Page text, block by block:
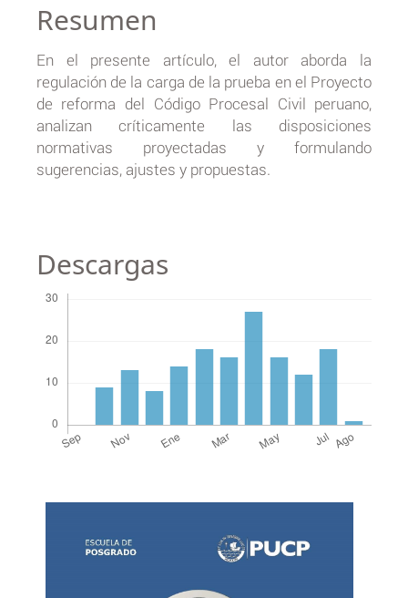
Resumen
En el presente artículo, el autor aborda la
regulación de la carga de la prueba en el Proyecto
de reforma del Código Procesal Civil peruano,
analizan críticamente las disposiciones
normativas proyectadas y formulando
sugerencias, ajustes y propuestas.
Descargas